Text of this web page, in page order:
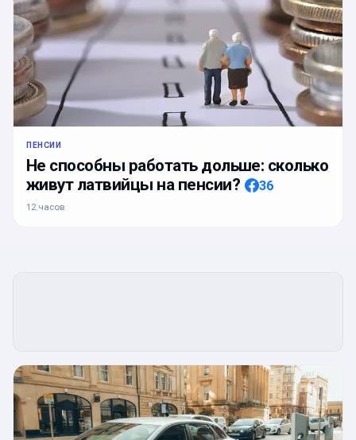
ПЕНСИИ
Не способны работать дольше: сколько
живут латвийцы на пенсии?
36
12 часов